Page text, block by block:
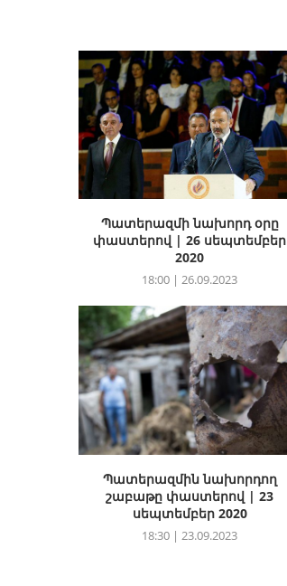
Պատերազմի նախորդ օրը
փաստերով | 26 սեպտեմբեր
2020
18:00 | 26.09.2023
Պատերազմին նախորդող
շաբաթը փաստերով | 23
սեպտեմբեր 2020
18:30 | 23.09.2023